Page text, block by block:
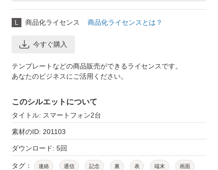
L 商品化ライセンス 商品化ライセンスとは？
今すぐ購入
テンプレートなどの商品販売ができるライセンスです。
あなたのビジネスにご活用ください。
このシルエットについて
タイトル: スマートフォン2台
素材のID: 201103
ダウンロード: 5回
タグ： 連絡 通信 記念 裏 表 端末 画面